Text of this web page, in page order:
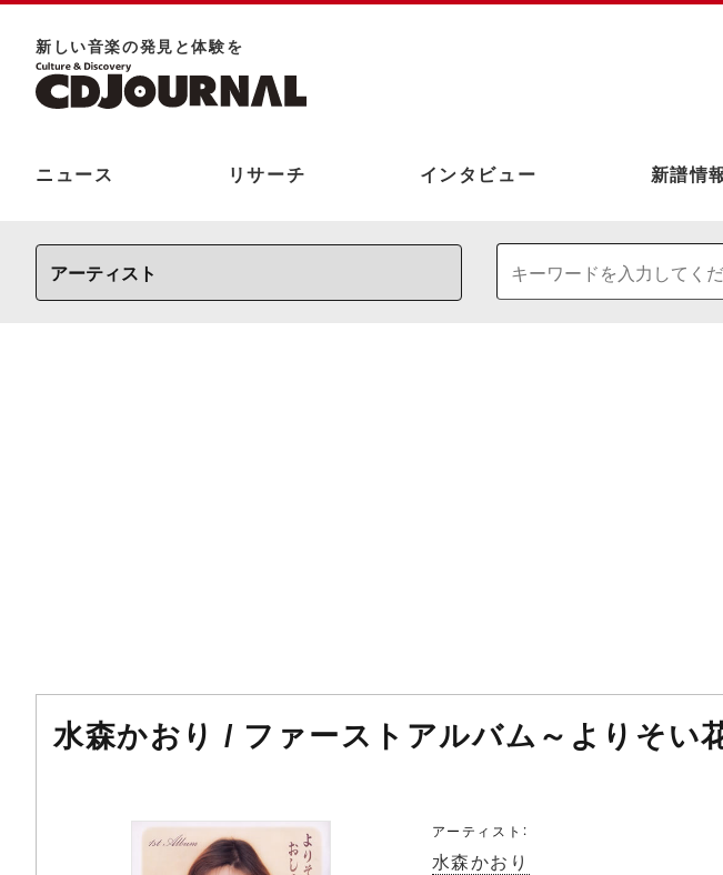
新しい⾳楽の発⾒と体験を
ニュース リサーチ インタビュー 新譜情
水森かおり / ファーストアルバム～よりそい
アーティスト：
水森かおり